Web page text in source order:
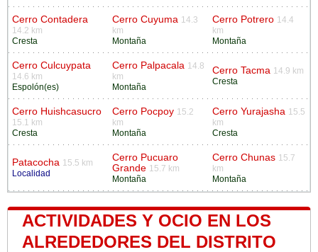
Cerro Contadera
14.2 km
Cresta
Cerro Cuyuma 14.3
km
Montaña
Cerro Potrero 14.4
km
Montaña
Cerro Culcuypata
14.6 km
Espolón(es)
Cerro Palpacala 14.8
km
Montaña
Cerro Tacma 14.9 km
Cresta
Cerro Huishcasucro
15.1 km
Cresta
Cerro Pocpoy 15.2
km
Montaña
Cerro Yurajasha 15.5
km
Cresta
Patacocha 15.5 km
Localidad
Cerro Pucuaro
Grande 15.7 km
Montaña
Cerro Chunas 15.7
km
Montaña
ACTIVIDADES Y OCIO EN LOS
ALREDEDORES DEL DISTRITO